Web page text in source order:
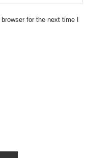
for the next time I